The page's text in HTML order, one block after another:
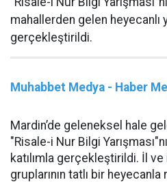
mahallerden gelen heyecanlı
gerçekleştirildi.
Muhabbet Medya - Haber
Mardin’de geleneksel hale
"Risale-i Nur Bilgi
katılımla gerçekleştirildi. İl
gruplarının tatlı bir